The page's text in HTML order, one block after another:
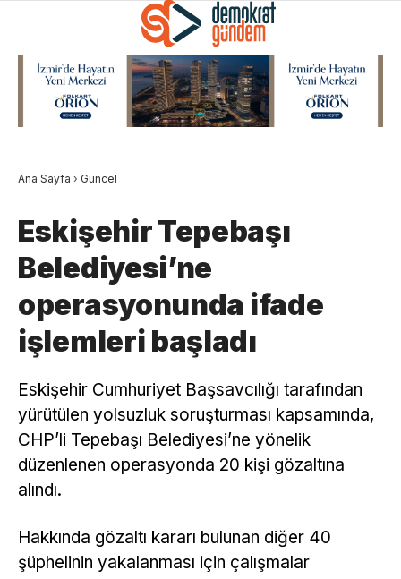
Ana Sayfa › Güncel
Eskişehir Tepebaşı
Belediyesi’ne
operasyonunda ifade
işlemleri başladı
Eskişehir Cumhuriyet Başsavcılığı tarafından
yürütülen yolsuzluk soruşturması kapsamında,
CHP’li Tepebaşı Belediyesi’ne yönelik
düzenlenen operasyonda 20 kişi gözaltına
alındı.
Hakkında gözaltı kararı bulunan diğer 40
şüphelinin yakalanması için çalışmalar